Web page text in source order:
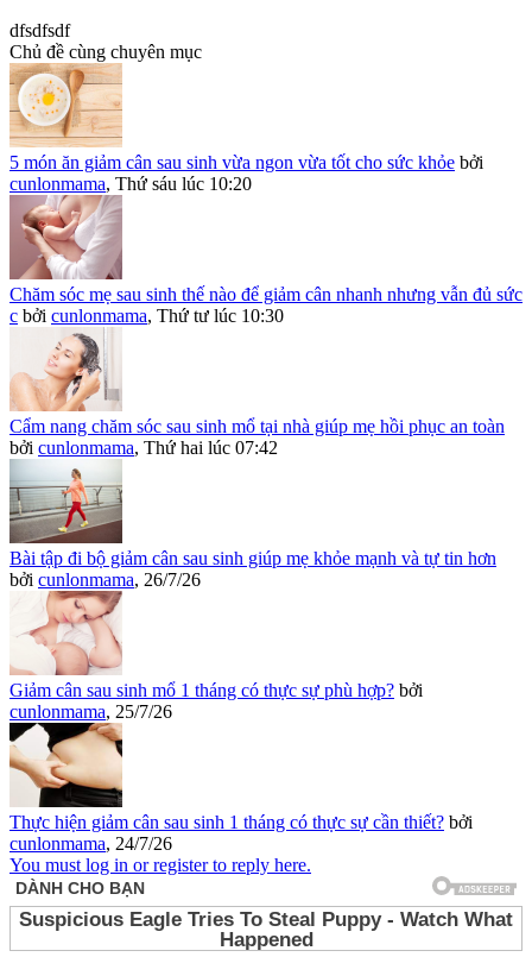
dfsdfsdf
Chủ đề cùng chuyên mục
5 món ăn giảm cân sau sinh vừa ngon vừa tốt cho sức khỏe bởi
cunlonmama, Thứ sáu lúc 10:20
Chăm sóc mẹ sau sinh thế nào để giảm cân nhanh nhưng vẫn đủ sức
c bởi cunlonmama, Thứ tư lúc 10:30
Cẩm nang chăm sóc sau sinh mổ tại nhà giúp mẹ hồi phục an toàn
bởi cunlonmama, Thứ hai lúc 07:42
Bài tập đi bộ giảm cân sau sinh giúp mẹ khỏe mạnh và tự tin hơn
bởi cunlonmama, 26/7/26
Giảm cân sau sinh mổ 1 tháng có thực sự phù hợp? bởi
cunlonmama, 25/7/26
Thực hiện giảm cân sau sinh 1 tháng có thực sự cần thiết? bởi
cunlonmama, 24/7/26
You must log in or register to reply here.